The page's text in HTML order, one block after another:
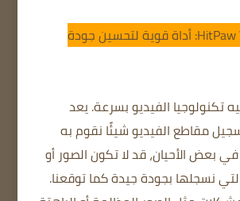
HitPaw Video Enhancer: أداة قوية لتحسين جودة
تكنولوجيا الفيديو بسرعة. يعد
مقاطع الفيديو شيئًا نقوم به
بعض الأحيان، قد لا تكون الصور أو
نسجلها بجودة جيدة كما توقعنا.